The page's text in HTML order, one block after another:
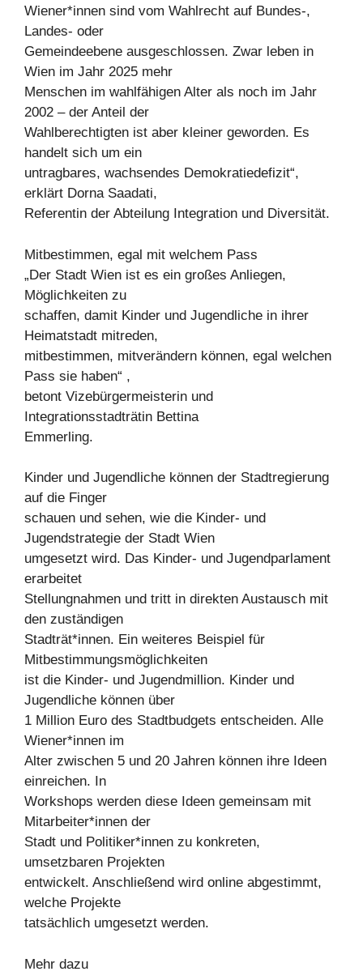
Wiener*innen sind vom Wahlrecht auf Bundes-,
Landes- oder
Gemeindeebene ausgeschlossen. Zwar leben in
Wien im Jahr 2025 mehr
Menschen im wahlfähigen Alter als noch im Jahr
2002 – der Anteil der
Wahlberechtigten ist aber kleiner geworden. Es
handelt sich um ein
untragbares, wachsendes Demokratiedefizit“,
erklärt Dorna Saadati,
Referentin der Abteilung Integration und Diversität.
Mitbestimmen, egal mit welchem Pass
„Der Stadt Wien ist es ein großes Anliegen,
Möglichkeiten zu
schaffen, damit Kinder und Jugendliche in ihrer
Heimatstadt mitreden,
mitbestimmen, mitverändern können, egal welchen
Pass sie haben“ ,
betont Vizebürgermeisterin und
Integrationsstadträtin Bettina
Emmerling.
Kinder und Jugendliche können der Stadtregierung
auf die Finger
schauen und sehen, wie die Kinder- und
Jugendstrategie der Stadt Wien
umgesetzt wird. Das Kinder- und Jugendparlament
erarbeitet
Stellungnahmen und tritt in direkten Austausch mit
den zuständigen
Stadträt*innen. Ein weiteres Beispiel für
Mitbestimmungsmöglichkeiten
ist die Kinder- und Jugendmillion. Kinder und
Jugendliche können über
1 Million Euro des Stadtbudgets entscheiden. Alle
Wiener*innen im
Alter zwischen 5 und 20 Jahren können ihre Ideen
einreichen. In
Workshops werden diese Ideen gemeinsam mit
Mitarbeiter*innen der
Stadt und Politiker*innen zu konkreten,
umsetzbaren Projekten
entwickelt. Anschließend wird online abgestimmt,
welche Projekte
tatsächlich umgesetzt werden.
Mehr dazu